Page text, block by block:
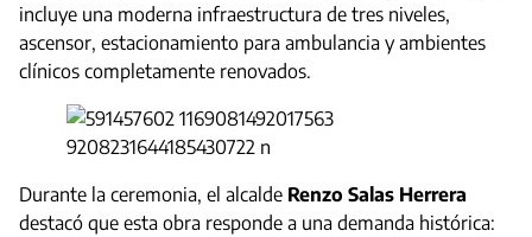
incluye una moderna infraestructura de tres niveles,
ascensor, estacionamiento para ambulancia y ambientes
clínicos completamente renovados.
Durante la ceremonia, el alcalde Renzo Salas Herrera
destacó que esta obra responde a una demanda histórica: